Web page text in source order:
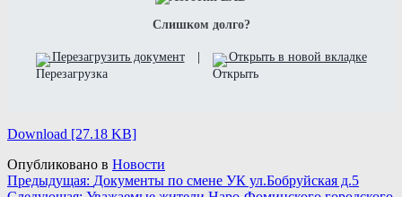
Слишком долго?
Перезагрузить документ Открыть в новой вкладке
Download [27.18 KB]
Опубликовано в Новости
Навигация
Предыдущая: Документы по смене УК ул.Бобруйская д.5